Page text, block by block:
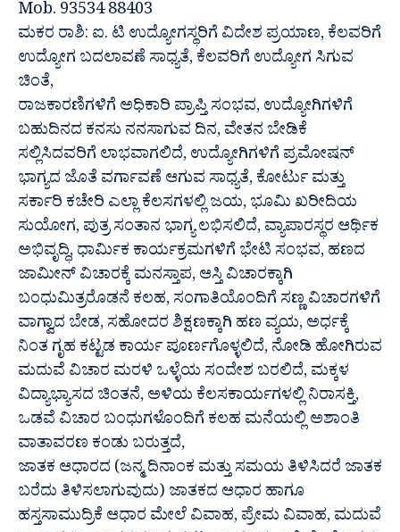
Mob. 93534 88403
ಮಕರ ರಾಶಿ: ಐ. ಟಿ ಉದ್ಯೋಗಸ್ಥರಿಗೆ ವಿದೇಶ ಪ್ರಯಾಣ, ಕೆಲವರಿಗೆ
ಉದ್ಯೋಗ ಬದಲಾವಣೆ ಸಾಧ್ಯತೆ, ಕೆಲವರಿಗೆ ಉದ್ಯೋಗ ಸಿಗುವ
ಚಿಂತೆ,
ರಾಜಕಾರಣಿಗಳಿಗೆ ಅಧಿಕಾರಿ ಪ್ರಾಪ್ತಿ ಸಂಭವ, ಉದ್ಯೋಗಿಗಳಿಗೆ
ಬಹುದಿನದ ಕನಸು ನನಸಾಗುವ ದಿನ, ವೇತನ ಬೇಡಿಕೆ
ಸಲ್ಲಿಸಿದವರಿಗೆ ಲಾಭವಾಗಲಿದೆ, ಉದ್ಯೋಗಿಗಳಿಗೆ ಪ್ರಮೋಷನ್
ಭಾಗ್ಯದ ಜೊತೆ ವರ್ಗಾವಣೆ ಆಗುವ ಸಾಧ್ಯತೆ, ಕೋರ್ಟು ಮತ್ತು
ಸರ್ಕಾರಿ ಕಚೇರಿ ಎಲ್ಲಾ ಕೆಲಸಗಳಲ್ಲಿ ಜಯ, ಭೂಮಿ ಖರೀದಿಯ
ಸುಯೋಗ, ಪುತ್ರ ಸಂತಾನ ಭಾಗ್ಯ ಲಭಿಸಲಿದೆ, ವ್ಯಾಪಾರಸ್ಥರ ಆರ್ಥಿಕ
ಅಭಿವೃದ್ಧಿ, ಧಾರ್ಮಿಕ ಕಾರ್ಯಕ್ರಮಗಳಿಗೆ ಭೇಟಿ ಸಂಭವ, ಹಣದ
ಜಾಮೀನ್ ವಿಚಾರಕ್ಕೆ ಮನಸ್ತಾಪ, ಆಸ್ತಿ ವಿಚಾರಕ್ಕಾಗಿ
ಬಂಧುಮಿತ್ರರೊಡನೆ ಕಲಹ, ಸಂಗಾತಿಯೊಂದಿಗೆ ಸಣ್ಣ ವಿಚಾರಗಳಿಗೆ
ವಾಗ್ವಾದ ಬೇಡ, ಸಹೋದರ ಶಿಕ್ಷಣಕ್ಕಾಗಿ ಹಣ ವ್ಯಯ, ಅರ್ಧಕ್ಕೆ
ನಿಂತ ಗೃಹ ಕಟ್ಟಡ ಕಾರ್ಯ ಪೂರ್ಣಗೊಳ್ಳಲಿದೆ, ನೋಡಿ ಹೋಗಿರುವ
ಮದುವೆ ವಿಚಾರ ಮರಳಿ ಒಳ್ಳೆಯ ಸಂದೇಶ ಬರಲಿದೆ, ಮಕ್ಕಳ
ವಿದ್ಯಾಭ್ಯಾಸದ ಚಿಂತನೆ, ಅಳಿಯ ಕೆಲಸಕಾರ್ಯಗಳಲ್ಲಿ ನಿರಾಸಕ್ತಿ,
ಒಡವೆ ವಿಚಾರ ಬಂಧುಗಳೊಂದಿಗೆ ಕಲಹ ಮನೆಯಲ್ಲಿ ಅಶಾಂತಿ
ವಾತಾವರಣ ಕಂಡು ಬರುತ್ತದೆ,
ಜಾತಕ ಆಧಾರದ (ಜನ್ಮ ದಿನಾಂಕ ಮತ್ತು ಸಮಯ ತಿಳಿಸಿದರೆ ಜಾತಕ
ಬರೆದು ತಿಳಿಸಲಾಗುವುದು) ಜಾತಕದ ಆಧಾರ ಹಾಗೂ
ಹಸ್ತಸಾಮುದ್ರಿಕೆ ಆಧಾರ ಮೇಲೆ ವಿವಾಹ, ಪ್ರೇಮ ವಿವಾಹ, ಮದುವೆ